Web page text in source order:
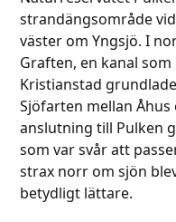
to
the
first
slide
strandängsområde
väster om Yngsjö. I
Graften, en kanal
Kristianstad
Sjöfarten mellan
anslutning till Pulken
som var svår att
strax norr om sjön
betydligt lättare.